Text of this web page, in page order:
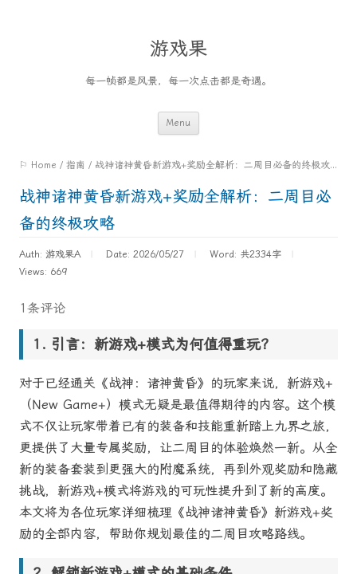
游戏果
每一帧都是风景，每一次点击都是奇遇。
Menu
content
⚐ Home / 指南 / 战神诸神黄昏新游戏+奖励全解析：二周目必备的终极攻略
战神诸神黄昏新游戏+奖励全解析：二周目必
备的终极攻略
Auth: 游戏果A Date: 2026/05/27 Word: 共2334字
Views: 669
1条评论
引言：新游戏+模式为何值得重玩？
对于已经通关《战神：诸神黄昏》的玩家来说，新游戏+
（New Game+）模式无疑是最值得期待的内容。这个模
式不仅让玩家带着已有的装备和技能重新踏上九界之旅，
更提供了大量专属奖励，让二周目的体验焕然一新。从全
新的装备套装到更强大的附魔系统，再到外观奖励和隐藏
挑战，新游戏+模式将游戏的可玩性提升到了新的高度。
本文将为各位玩家详细梳理《战神诸神黄昏》新游戏+奖
励的全部内容，帮助你规划最佳的二周目攻略路线。